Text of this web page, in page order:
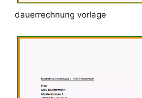
dauerrechnung vorlage